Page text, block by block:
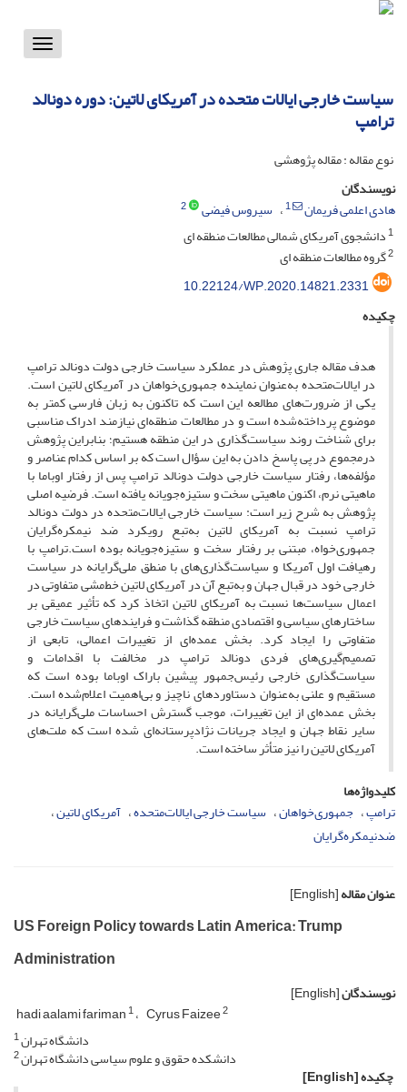
Toggle
سیاست خارجی ایالات متحده در آمریکای لاتین: دوره دونالد
ترامپ
نوع مقاله : مقاله پژوهشی
نویسندگان
هادی اعلمی فریمان
1 سیروس فیضی
2
1دانشجوی آمریکای شمالی مطالعات منطقه ای
2گروه مطالعات منطقه ای
10.22124/WP.2020.14821.2331
چکیده
هدف مقاله جاری پژوهش در عملکرد سیاست خارجی دولت دونالد ترامپ
در ایالات‌متحده به‌عنوان نماینده جمهوری‌خواهان در آمریکای لاتین است.
یکی از ضرورت‌های مطالعه این است که تاکنون به زبان فارسی کمتر به
موضوع پرداخته‌شده است و در مطالعات منطقه‌ای نیازمند ادراک مناسبی
برای شناخت روند سیاست‌گذاری در این منطقه هستیم؛ بنابراین پژوهش
درمجموع در پی پاسخ دادن به این سؤال است که بر اساس کدام عناصر و
مؤلفه‌ها، رفتار سیاست خارجی دولت دونالد ترامپ پس از رفتار اوباما با
ماهیتی نرم، اکنون ماهیتی سخت و ستیزه‌جویانه یافته است. فرضیه اصلی
پژوهش به شرح زیر است: سیاست خارجی ایالات‌متحده در دولت دونالد
ترامپ نسبت به آمریکای لاتین به‌تبع رویکرد ضد نیمکره‌گرایان
جمهوری‌خواه، مبتنی بر رفتار سخت و ستیزه‌جویانه بوده است.ترامپ با
رهیافت اول آمریکا و سیاست‌گذاری‌های با منطق ملی‌گرایانه در سیاست
خارجی خود در قبال جهان و به‌تبع آن در آمریکای لاتین خط‌مشی متفاوتی در
اعمال سیاست‌ها نسبت به آمریکای لاتین اتخاذ کرد که تأثیر عمیقی بر
ساختارهای سیاسی و اقتصادی منطقه گذاشت و فرایندهای سیاست خارجی
متفاوتی را ایجاد کرد. بخش عمده‌ای از تغییرات اعمالی، تابعی از
تصمیم‌گیری‌های فردی دونالد ترامپ در مخالفت با اقدامات و
سیاست‌گذاری خارجی رئیس‌جمهور پیشین باراک اوباما بوده است که
مستقیم و علنی به‌عنوان دستاوردهای ناچیز و بی‌اهمیت اعلام‌شده است.
بخش عمده‌ای از این تغییرات، موجب گسترش احساسات ملی‌گرایانه در
سایر نقاط جهان و ایجاد جریانات نژادپرستانه‌ای شده است که ملت‌های
آمریکای لاتین را نیز متأثر ساخته است.
کلیدواژه‌ها
ترامپ جمهوری‌خواهان سیاست خارجی ایالات‌متحده آمریکای لاتین
ضدنیمکره‌گرایان
عنوان مقاله[English]
US Foreign Policy towards Latin America: Trump
Administration
نویسندگان[English]
hadi aalami fariman1 Cyrus Faizee2
1دانشگاه تهران
2دانشکده حقوق و علوم سیاسی دانشگاه تهران
چکیده[English]